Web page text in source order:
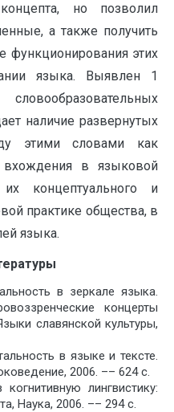
но позволил
а также получить
функционирования этих
языка. Выявлен 1
наличие развернутых
этими словами как
вхождения в языковой
концептуального и
практике общества, в
языка.
в зеркале языка.
концерты
славянской культуры,
в языке и тексте.
2006. –– 624 c.
лингвистику:
Наука, 2006. –– 294 с.